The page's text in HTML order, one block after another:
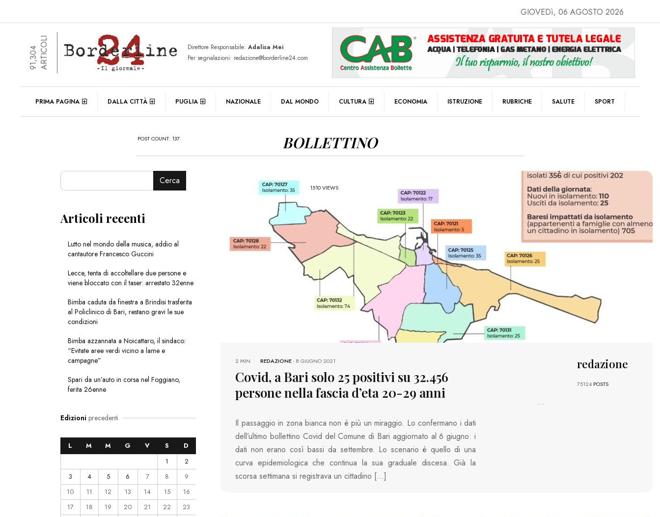
GIOVEDì, 06 AGOSTO 2026
91,304ARTICOLI Direttore Responsabile: Adalisa Mei
Per segnalazioni: redazione@borderline24.com
PRIMA PAGINA DALLA CITTÀ PUGLIA NAZIONALE DAL MONDO CULTURA ECONOMIA ISTRUZIONE RUBRICHE SALUTE SPORT
POST COUNT: 137 BOLLETTINO
1510 VIEWS
REDAZIONE-8 GIUGNO 2021
2 MIN
Covid, a Bari solo 25 positivi su 32.456
persone nella fascia d’eta 20-29 anni
Il passaggio in zona bianca non è più un miraggio. Lo confermano i dati
dell’ultimo bollettino Covid del Comune di Bari aggiornato al 6 giugno: i
dati non erano così bassi da settembre. Lo scenario è quello di una
curva epidemiologica che continua la sua graduale discesa. Già la
scorsa settimana si registrava un cittadino […]
redazione
75124 POSTS
...
Cerca
Articoli recenti
Lutto nel mondo della musica, addio al
cantautore Francesco Guccini
Lecce, tenta di accoltellare due persone e
viene bloccato con il taser: arrestato 32enne
Bimba caduta da finestra a Brindisi trasferita
al Policlinico di Bari, restano gravi le sue
condizioni
Bimba azzannata a Noicattaro, il sindaco:
“Evitate aree verdi vicino a lame e
campagne”
Spari da un’auto in corsa nel Foggiano,
ferita 26enne
Edizioni precedenti
L M M G V S
D
1
2
3
4 5 6 7 8
9
10
11 12 13 14 15
16
17
18 19 20 21 22
23